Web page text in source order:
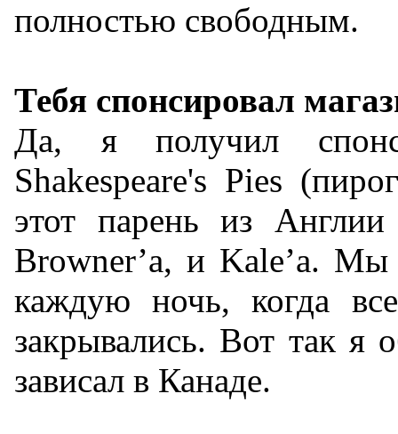
полностью свободным.
Тебя спонсировал
Да, я получил
Shakespeare's Pies
этот парень из
Browner’a, и Kale’a. Мы
каждую ночь, когда
закрывались. Вот так я
зависал в Канаде.